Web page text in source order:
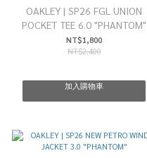
OAKLEY | SP26 FGL UNION
POCKET TEE 6.0 "PHANTOM"
NT$1,800
NT$2,400
加入購物車